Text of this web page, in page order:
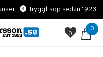
Tryggt köp sedan 1923
0
0